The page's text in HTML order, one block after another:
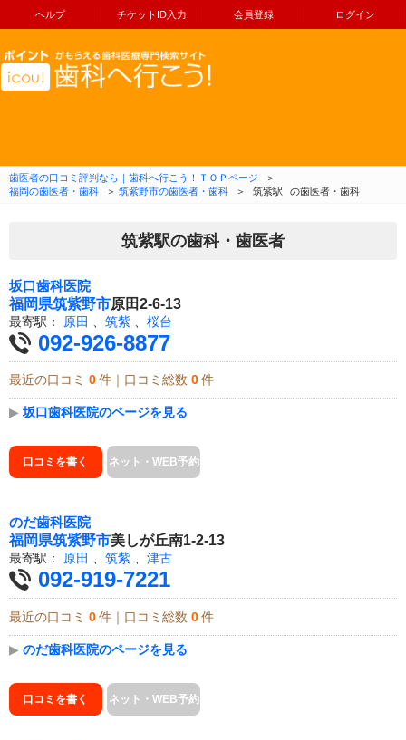
ヘルプ チケットID入力 会員登録 ログイン
コンテンツへ移動
歯医者の口コミ評判なら｜歯科へ行こう！ＴＯＰページ
＞
福岡の歯医者・歯科
＞ 筑紫野市の歯医者・歯科 ＞ 筑紫駅 の歯医者・歯科
筑紫駅の歯科・歯医者
坂口歯科医院
福岡県筑紫野市原田2-6-13
最寄駅： 原田 筑紫 桜台
092-926-8877
最近の口コミ 0 件｜口コミ総数 0 件
▶ 坂口歯科医院のページを見る
口コミを書く ネット・WEB予約
のだ歯科医院
福岡県筑紫野市美しが丘南1-2-13
最寄駅： 原田 、 筑紫 、 津古
092-919-7221
最近の口コミ 0 件｜口コミ総数 0 件
▶ のだ歯科医院のページを見る
口コミを書く ネット・WEB予約